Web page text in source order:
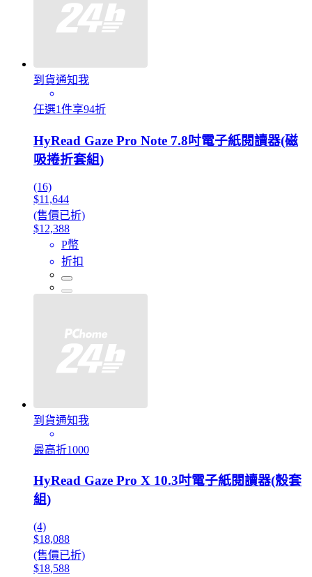
到貨通知我
任選1件享94折
HyRead Gaze Pro Note 7.8吋電子紙閱讀器(磁
吸捲折套組)
(16)
$11,644
(售價已折)
$12,388
P幣
折扣
到貨通知我
最高折1000
HyRead Gaze Pro X 10.3吋電子紙閱讀器(殼套
組)
(4)
$18,088
(售價已折)
$18,588